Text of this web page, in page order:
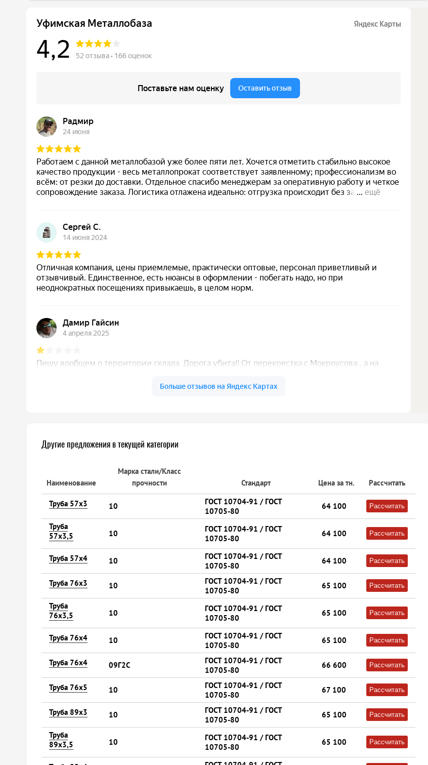
Другие предложения в текущей категории
Наименование
Марка стали/Класс
прочности
Стандарт Цена за тн. Рассчитать
Труба 57х3 10
ГОСТ 10704-91 / ГОСТ
10705-80
64 100 Рассчитать
Труба
57х3,5
10
ГОСТ 10704-91 / ГОСТ
10705-80
64 100 Рассчитать
Труба 57х4 10
ГОСТ 10704-91 / ГОСТ
10705-80
64 100 Рассчитать
Труба 76х3 10
ГОСТ 10704-91 / ГОСТ
10705-80
65 100 Рассчитать
Труба
76х3,5
10
ГОСТ 10704-91 / ГОСТ
10705-80
65 100 Рассчитать
Труба 76х4 10
ГОСТ 10704-91 / ГОСТ
10705-80
65 100 Рассчитать
Труба 76х4 09Г2С
ГОСТ 10704-91 / ГОСТ
10705-80
66 600 Рассчитать
Труба 76х5 10
ГОСТ 10704-91 / ГОСТ
10705-80
67 100 Рассчитать
Труба 89х3 10
ГОСТ 10704-91 / ГОСТ
10705-80
65 100 Рассчитать
Труба
89х3,5
10
ГОСТ 10704-91 / ГОСТ
10705-80
65 100 Рассчитать